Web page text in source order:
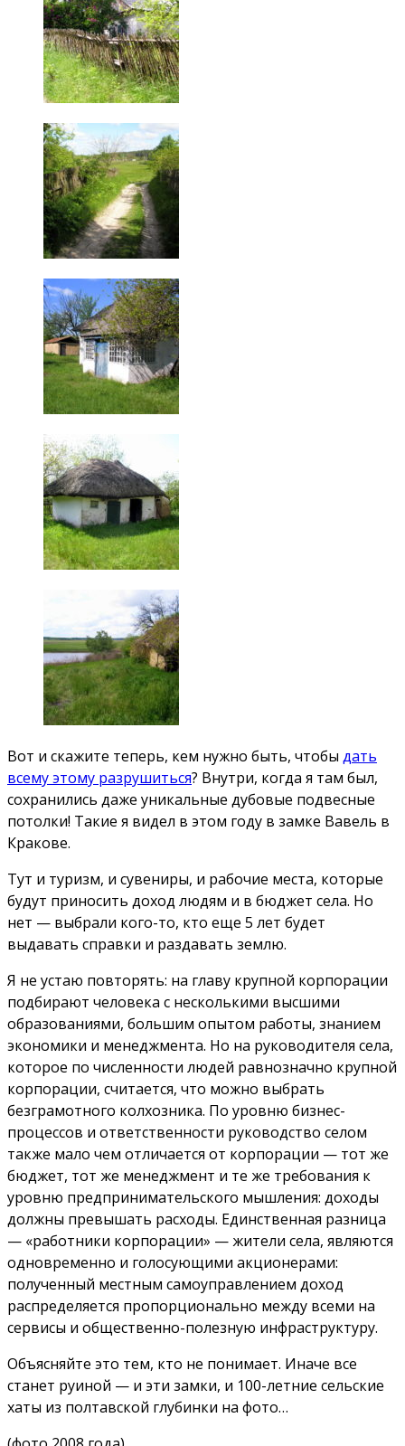
Вот и скажите теперь, кем нужно быть, чтобы дать
всему этому разрушиться? Внутри, когда я там был,
сохранились даже уникальные дубовые подвесные
потолки! Такие я видел в этом году в замке Вавель в
Кракове.
Тут и туризм, и сувениры, и рабочие места, которые
будут приносить доход людям и в бюджет села. Но
нет — выбрали кого-то, кто еще 5 лет будет
выдавать справки и раздавать землю.
Я не устаю повторять: на главу крупной корпорации
подбирают человека с несколькими высшими
образованиями, большим опытом работы, знанием
экономики и менеджмента. Но на руководителя села,
которое по численности людей равнозначно крупной
корпорации, считается, что можно выбрать
безграмотного колхозника. По уровню бизнес-
процессов и ответственности руководство селом
также мало чем отличается от корпорации — тот же
бюджет, тот же менеджмент и те же требования к
уровню предпринимательского мышления: доходы
должны превышать расходы. Единственная разница
— «работники корпорации» — жители села, являются
одновременно и голосующими акционерами:
полученный местным самоуправлением доход
распределяется пропорционально между всеми на
сервисы и общественно-полезную инфраструктуру.
Объясняйте это тем, кто не понимает. Иначе все
станет руиной — и эти замки, и 100-летние сельские
хаты из полтавской глубинки на фото…